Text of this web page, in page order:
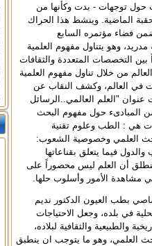
حول توجهات - بدت وكأنها من
الماضية. وينشط هذا الحراك
ضمن فضاء مؤتمره السابع
وهو يتناول مفهوم العلمية
التخصصات المتعددة والثقافات
من خلال تناول مفهوم العلمية
في العالم، وكشف النقاب عن
عنوان "العلم العالمي..الرسائل
المبادىء حول مفهوم البحث
هي : الطب وعلوم تقنية
العلمي وخصوصية الشعوب:
فيما يتعلق بقناعاتها
منطلق أن العلم ليس محصوراً على
في مشاهدة الأمور وأسلوب حلها.
بطب العيون الدكتور نديم
في بلده، وجعل الاحتياجات
والطبيعية والثقافية لبلاده،
العلمي، وهو ما يتوجب ان ينطبق